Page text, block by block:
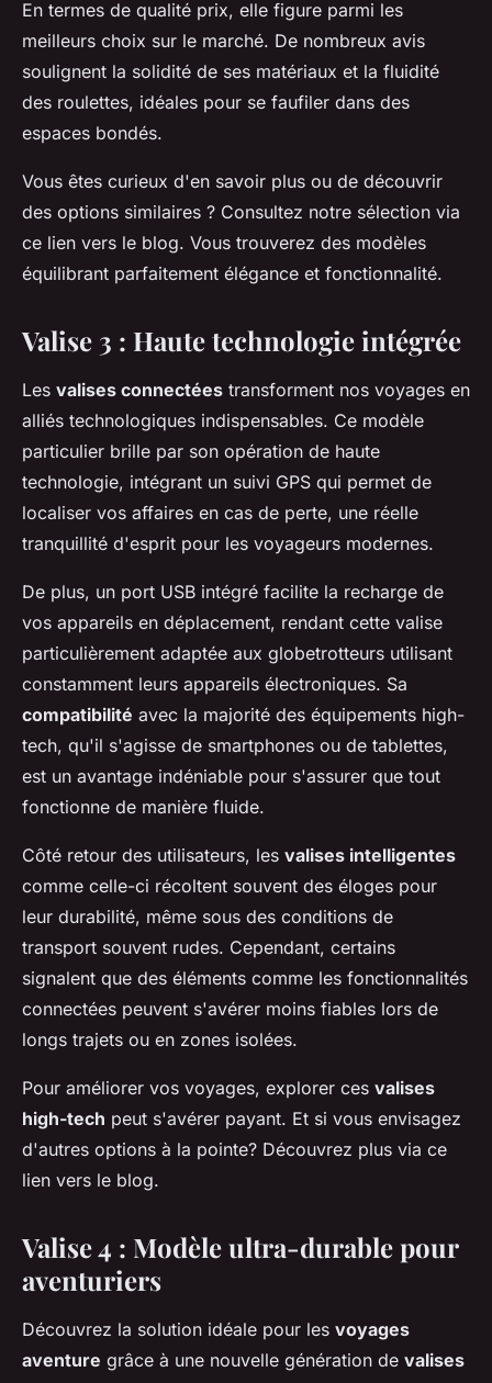
En termes de qualité prix, elle figure parmi les
meilleurs choix sur le marché. De nombreux avis
soulignent la solidité de ses matériaux et la fluidité
des roulettes, idéales pour se faufiler dans des
espaces bondés.
Vous êtes curieux d'en savoir plus ou de découvrir
des options similaires ? Consultez notre sélection via
ce lien vers le blog. Vous trouverez des modèles
équilibrant parfaitement élégance et fonctionnalité.
Valise 3 : Haute technologie intégrée
Les valises connectées transforment nos voyages en
alliés technologiques indispensables. Ce modèle
particulier brille par son opération de haute
technologie, intégrant un suivi GPS qui permet de
localiser vos affaires en cas de perte, une réelle
tranquillité d'esprit pour les voyageurs modernes.
De plus, un port USB intégré facilite la recharge de
vos appareils en déplacement, rendant cette valise
particulièrement adaptée aux globetrotteurs utilisant
constamment leurs appareils électroniques. Sa
compatibilité avec la majorité des équipements high-
tech, qu'il s'agisse de smartphones ou de tablettes,
est un avantage indéniable pour s'assurer que tout
fonctionne de manière fluide.
Côté retour des utilisateurs, les valises intelligentes
comme celle-ci récoltent souvent des éloges pour
leur durabilité, même sous des conditions de
transport souvent rudes. Cependant, certains
signalent que des éléments comme les fonctionnalités
connectées peuvent s'avérer moins fiables lors de
longs trajets ou en zones isolées.
Pour améliorer vos voyages, explorer ces valises
high-tech peut s'avérer payant. Et si vous envisagez
d'autres options à la pointe? Découvrez plus via ce
lien vers le blog.
Valise 4 : Modèle ultra-durable pour
aventuriers
Découvrez la solution idéale pour les voyages
aventure grâce à une nouvelle génération de valises